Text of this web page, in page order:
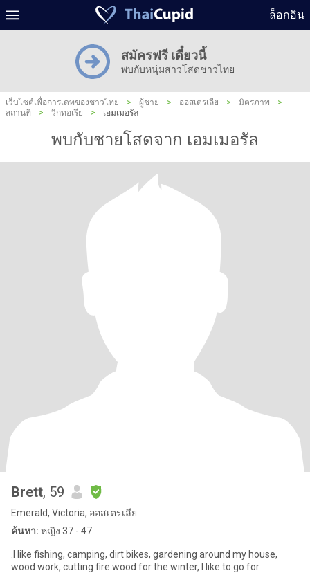
ล็อกอิน
สมัครฟรี เดี๋ยวนี้
พบกับหนุ่มสาวโสดชาวไทย
เว็บไซต์เพื่อการเดทของชาวไทย > ผู้ชาย > ออสเตรเลีย > มิตรภาพ
>
สถานที่
> วิกทอเรีย > เอมเมอรัล
พบกับชายโสดจาก เอมเมอรัล
Brett, 59
Emerald, Victoria, ออสเตรเลีย
ค้นหา: หญิง 37 - 47
.I like fishing, camping, dirt bikes, gardening around my house,
wood work, cutting fire wood for the winter, I like to go for